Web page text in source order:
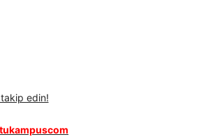
edin!